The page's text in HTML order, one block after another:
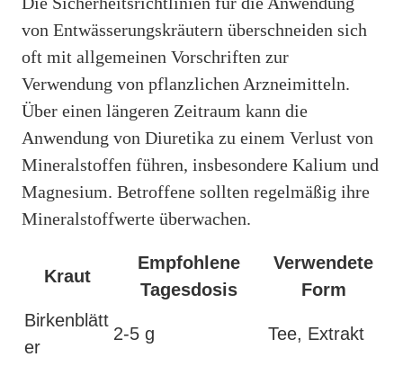
von Entwässerungskräutern überschneiden sich
oft mit allgemeinen Vorschriften zur
Verwendung von pflanzlichen Arzneimitteln.
Über einen längeren Zeitraum kann die
Anwendung von Diuretika zu einem Verlust von
Mineralstoffen führen, insbesondere Kalium und
Magnesium. Betroffene sollten regelmäßig ihre
Mineralstoffwerte überwachen.
Kraut
Empfohlene
Tagesdosis
Verwendete
Form
Birkenblätt
er
2-5 g Tee, Extrakt